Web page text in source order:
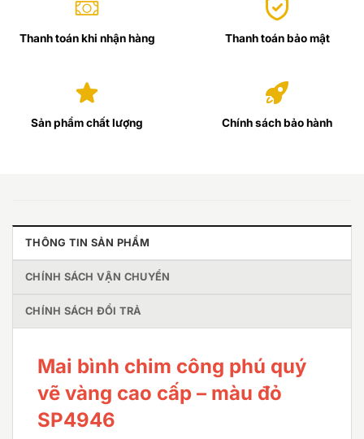
Thanh toán khi nhận hàng Thanh toán bảo mật
Sản phẩm chất lượng Chính sách bảo hành
THÔNG TIN SẢN PHẨM
CHÍNH SÁCH VẬN CHUYỂN
CHÍNH SÁCH ĐỔI TRẢ
Mai bình chim công phú quý
vẽ vàng cao cấp – màu đỏ
SP4946